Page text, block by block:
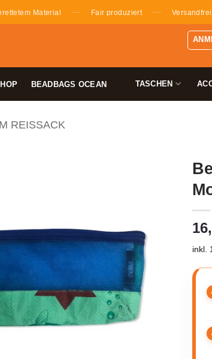
Material — Fair produziert —
BEADBAGS OCEAN TASCHEN
REISSACK
inkl.